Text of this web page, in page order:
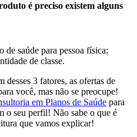
é preciso existem alguns
de saúde para pessoa física;
de classe.
desses 3 fatores, as ofertas de
você, mas não se preocupe!
em Planos de Saúde para
o seu perfil! Não sabe o que é
que vamos explicar!